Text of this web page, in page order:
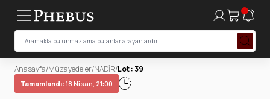
Anasayfa/Müzayedeler/NADİR/Lot : 39
Tamamlandı: 18 Nisan, 21:00